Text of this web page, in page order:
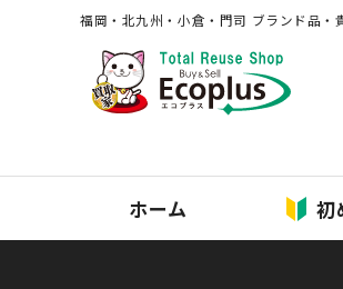
福岡・北九州・⼩倉・⾨司 ブランド品・
ホーム 初